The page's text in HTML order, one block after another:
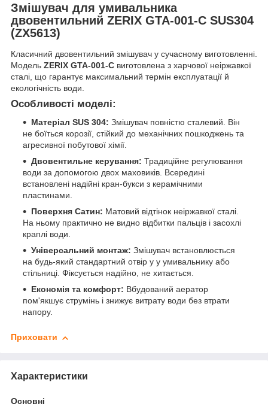
Змішувач для умивальника
двовентильний ZERIX GTA-001-C SUS304
(ZX5613)
Класичний двовентильний змішувач у сучасному виготовленні.
Модель ZERIX GTA-001-C виготовлена з харчової неіржавкої
сталі, що гарантує максимальний термін експлуатації й
екологічність води.
Особливості моделі:
Матеріал SUS 304: Змішувач повністю сталевий. Він
не боїться корозії, стійкий до механічних пошкоджень та
агресивної побутової хімії.
Двовентильне керування: Традиційне регулювання
води за допомогою двох маховиків. Всередині
встановлені надійні кран-букси з керамічними
пластинами.
Поверхня Сатин: Матовий відтінок неіржавкої сталі.
На ньому практично не видно відбитки пальців і засохлі
краплі води.
Універсальний монтаж: Змішувач встановлюється
на будь-який стандартний отвір у у умивальнику або
стільниці. Фіксується надійно, не хитається.
Економія та комфорт: Вбудований аератор
пом'якшує струмінь і знижує витрату води без втрати
напору.
Приховати
Характеристики
Основні